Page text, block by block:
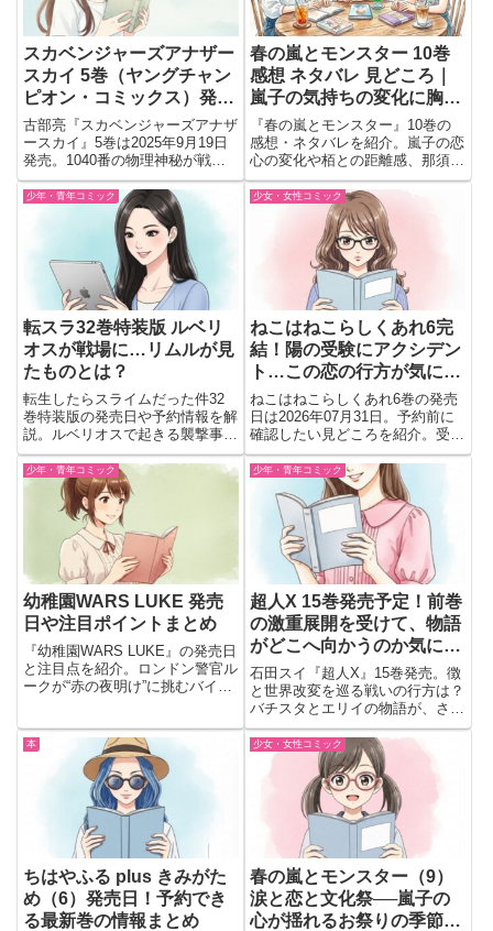
スカベンジャーズアナザー
スカイ 5巻（ヤングチャン
ピオン・コミックス）発売
日や注目ポイントまとめ
古部亮『スカベンジャーズアナザ
ースカイ』5巻は2025年9月19日
発売。1040番の物理神秘が戦局
を変えるか？ 怨霊との死闘が激
化する注目巻。
春の嵐とモンスター 10巻
感想 ネタバレ 見どころ｜
嵐子の気持ちの変化に胸が
揺れる
『春の嵐とモンスター』10巻の
感想・ネタバレを紹介。嵐子の恋
心の変化や栢との距離感、那須く
んを交えた関係性など、胸が締め
付けられた見どころをまとめまし
少年・青年コミック
転スラ32巻特装版 ルベリ
オスが戦場に…リムルが見
たものとは？
転生したらスライムだった件32
巻特装版の発売日や予約情報を解
説。ルベリオスで起きる襲撃事件
とリムルの動向に注目。フルカラ
ー小冊子付き特装版を選ぶ価値が
あるか判断したい人向けに解説
少女・女性コミック
ねこはねこらしくあれ6完
結！陽の受験にアクシデン
ト…この恋の行方が気にな
る
ねこはねこらしくあれ6巻の発売
日は2026年07月31日。予約前に
確認したい見どころを紹介。受験
当日のアクシデントや卒業後の関
係変化が気になる完結巻として読
む価値をチェック。
少年・青年コミック
幼稚園WARS LUKE 発売
日や注目ポイントまとめ
『幼稚園WARS LUKE』の発売日
と注目点を紹介。ロンドン警官ル
ークが“赤の夜明け”に挑むバイオ
少年・青年コミック
超人X 15巻発売予定！前巻
の激重展開を受けて、物語
がどこへ向かうのか気にな
りすぎる…⚡
石田スイ『超人X』15巻発売。徴
と世界改変を巡る戦いの行方は？
バチスタとエリイの物語が、さら
なる衝撃の展開へ進む注目の最新
刊。
本
ちはやふる plus きみがた
め（6）発売日！予約でき
る最新巻の情報まとめ
少女・女性コミック
春の嵐とモンスター（9）
涙と恋と文化祭──嵐子の
心が揺れるお祭りの季節